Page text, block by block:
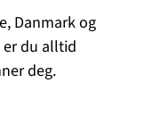
Danmark og
er du alltid
deg.